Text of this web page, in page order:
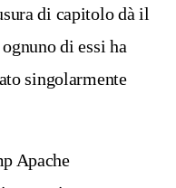
di capitolo dà il
di essi ha
singolarmente
Apache